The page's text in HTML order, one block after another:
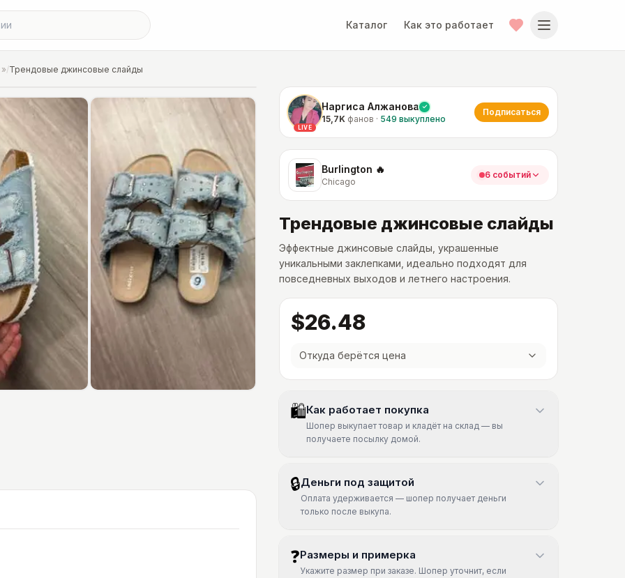
Каталог Как это работает
/Трендовые джинсовые слайды
LIVE
Наргиса Алжанова
15,7K фанов · 549 выкуплено
Подписаться
Burlington 🔥
Chicago
6 событий
Трендовые джинсовые слайды
Эффектные джинсовые слайды, украшенные
уникальными заклепками, идеально подходят для
повседневных выходов и летнего настроения.
$26.48
Откуда берётся цена
🛍Как работает покупка
Шопер выкупает товар и кладёт на склад — вы
получаете посылку домой.
🔒Деньги под защитой
Оплата удерживается — шопер получает деньги
только после выкупа.
❓Размеры и примерка
Укажите размер при заказе. Шопер уточнит, если